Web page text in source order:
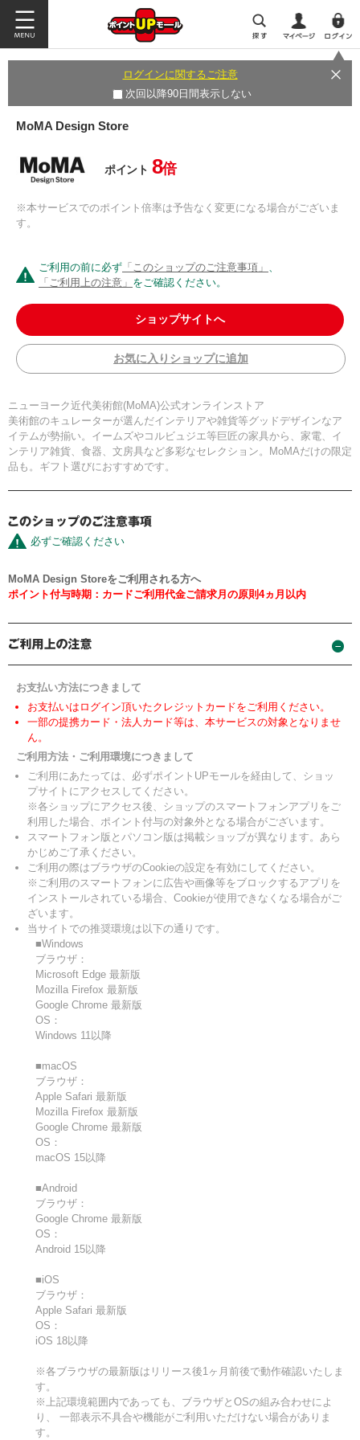
ログインに関するご注意
次回以降90日間表示しない
MoMA Design Store
ポイント 8倍
※本サービスでのポイント倍率は予告なく変更になる場合がございま
す。
ご利用の前に必ず 「このショップのご注意事項」 、
「ご利用上の注意」 をご確認ください。
ショップサイトへ
お気に入りショップに追加
ニューヨーク近代美術館(MoMA)公式オンラインストア
美術館のキュレーターが選んだインテリアや雑貨等グッドデザインなア
イテムが勢揃い。イームズやコルビュジエ等巨匠の家具から、家電、イ
ンテリア雑貨、食器、文房具など多彩なセレクション。MoMAだけの限定
品も。ギフト選びにおすすめです。
必ずご確認ください
MoMA Design Storeをご利用される方へ
ポイント付与時期：カードご利用代金ご請求月の原則4ヵ月以内
お支払い方法につきまして
お支払いはログイン頂いたクレジットカードをご利用ください。
一部の提携カード・法人カード等は、本サービスの対象となりませ
ん。
ご利用方法・ご利用環境につきまして
ご利用にあたっては、必ずポイントUPモールを経由して、ショッ
プサイトにアクセスしてください。
※各ショップにアクセス後、ショップのスマートフォンアプリをご
利用した場合、ポイント付与の対象外となる場合がございます。
スマートフォン版とパソコン版は掲載ショップが異なります。あら
かじめご了承ください。
ご利用の際はブラウザのCookieの設定を有効にしてください。
※ご利用のスマートフォンに広告や画像等をブロックするアプリを
インストールされている場合、Cookieが使用できなくなる場合がご
ざいます。
当サイトでの推奨環境は以下の通りです。
■Windows
ブラウザ：
Microsoft Edge 最新版
Mozilla Firefox 最新版
Google Chrome 最新版
OS：
Windows 11以降
■macOS
ブラウザ：
Apple Safari 最新版
Mozilla Firefox 最新版
Google Chrome 最新版
OS：
macOS 15以降
■Android
ブラウザ：
Google Chrome 最新版
OS：
Android 15以降
■iOS
ブラウザ：
Apple Safari 最新版
OS：
iOS 18以降
※各ブラウザの最新版はリリース後1ヶ月前後で動作確認いたしま
す。
※上記環境範囲内であっても、ブラウザとOSの組み合わせによ
り、 一部表示不具合や機能がご利用いただけない場合がありま
す。